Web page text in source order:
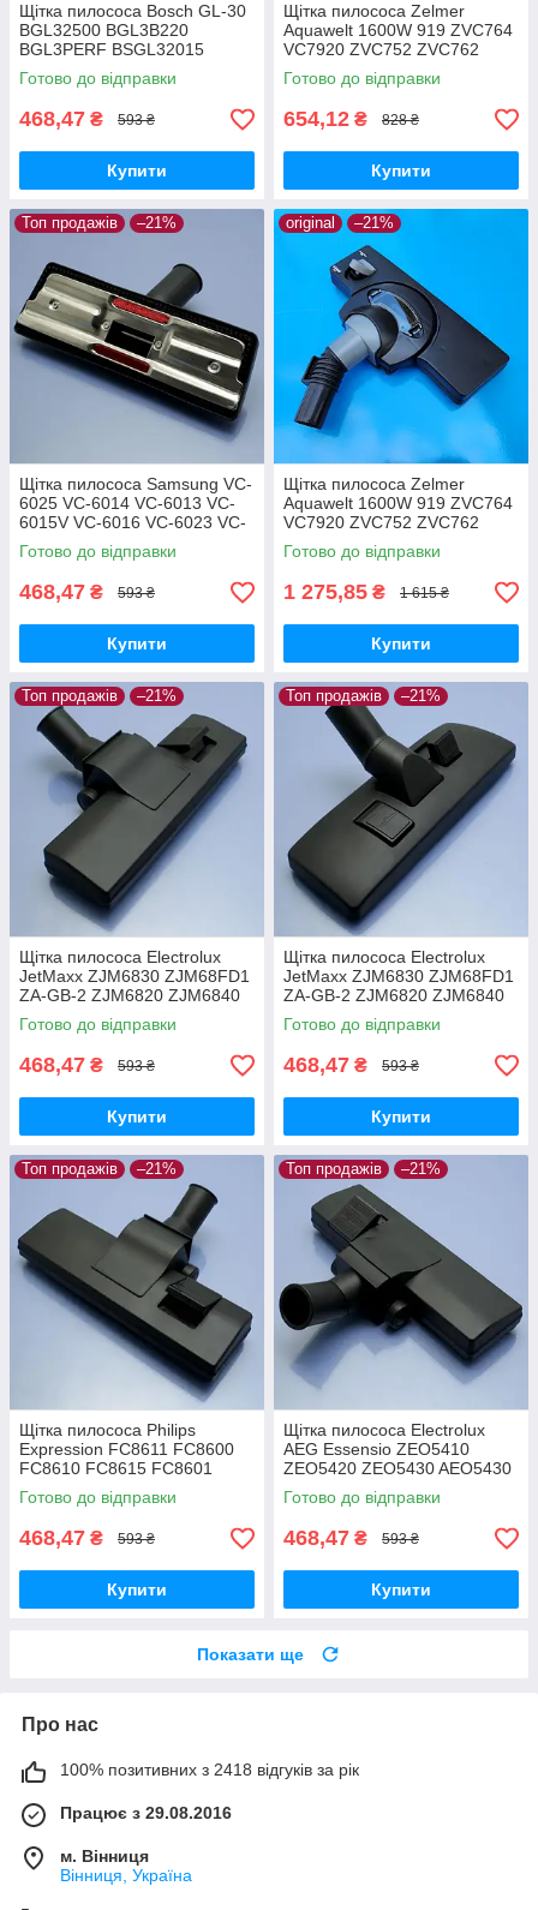
Щітка пилососа Bosch GL-30
BGL32500 BGL3B220
BGL3PERF BSGL32015
BSGL32030 BSGL3210RU
BSGL32383 BSGL32500
двохрежимна
Готово до відправки
468,47 ₴ 593 ₴
Купити
Щітка пилососа Zelmer
Aquawelt 1600W 919 ZVC764
VC7920 ZVC752 ZVC762
ZVC763 Aquos 829 ZVC722
Aquario 819 ZVC712 ламінат
та паркет
Готово до відправки
654,12 ₴ 828 ₴
Купити
Топ продажів –21%
Щітка пилососа Samsung VC-
6025 VC-6014 VC-6013 VC-
6015V VC-6016 VC-6023 VC-
6024 для ламіната паркета
Готово до відправки
468,47 ₴ 593 ₴
Купити
original –21%
Щітка пилососа Zelmer
Aquawelt 1600W 919 ZVC764
VC7920 ZVC752 ZVC762
ZVC763 Aquos 829 ZVC722
Aquario 819 ZVC712 оригінал
Готово до відправки
1 275,85 ₴ 1 615 ₴
Купити
Топ продажів –21%
Щітка пилососа Electrolux
JetMaxx ZJM6830 ZJM68FD1
ZA-GB-2 ZJM6820 ZJM6840
EL4042A ZJG6800
двохрежимна
Готово до відправки
468,47 ₴ 593 ₴
Купити
Топ продажів –21%
Щітка пилососа Electrolux
JetMaxx ZJM6830 ZJM68FD1
ZA-GB-2 ZJM6820 ZJM6840
EL4042A ZJG6800 для
ламіната паркета
Готово до відправки
468,47 ₴ 593 ₴
Купити
Топ продажів –21%
Щітка пилососа Philips
Expression FC8611 FC8600
FC8610 FC8615 FC8601
FC8602 FC8604 FC8606
FC8612 FC8619
двохрежимна
Готово до відправки
468,47 ₴ 593 ₴
Купити
Топ продажів –21%
Щітка пилососа Electrolux
AEG Essensio ZEO5410
ZEO5420 ZEO5430 AEO5430
ZEO5432 двохрежимна
Готово до відправки
468,47 ₴ 593 ₴
Купити
Показати ще
Про нас
100% позитивних з 2418 відгуків за рік
Працює з 29.08.2016
м. Вінниця
Вінниця, Україна